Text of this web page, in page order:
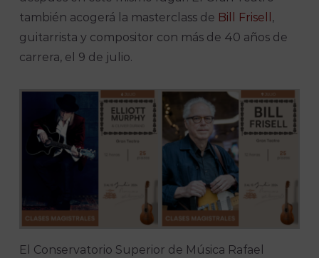
también acogerá la masterclass de Bill Frisell ,
guitarrista y compositor con más de 40 años de
carrera, el 9 de julio.
El Conservatorio Superior de Música Rafael